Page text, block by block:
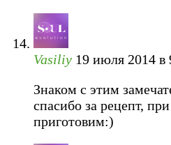
Vasiliy 19 июля 2014 в
Знаком с этим
спасибо за рецепт,
приготовим:)